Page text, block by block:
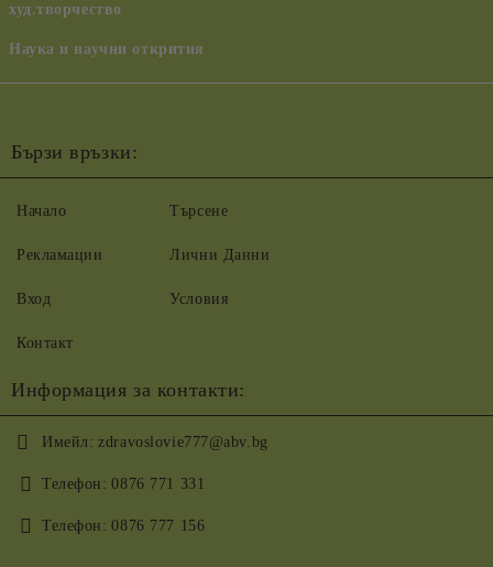
худ.творчество
Наука и научни открития
Бързи връзки:
Начало
Рекламации
Вход
Контакт
Търсене
Лични Данни
Условия
Информация за контакти:
Имейл: zdravoslovie777@abv.bg
Телефон: 0876 771 331
Телефон: 0876 777 156